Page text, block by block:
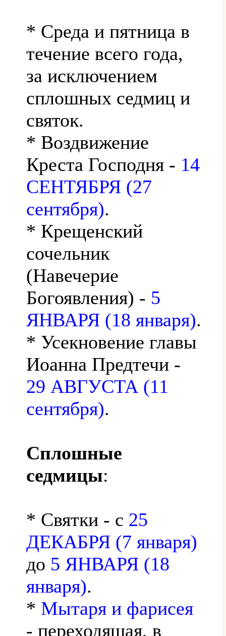
* Среда и пятница в
течение всего года,
за исключением
сплошных седмиц и
святок.
* Воздвижение
Креста Господня - 14
СЕНТЯБРЯ (27
сентября).
* Крещенский
сочельник
(Навечерие
Богоявления) - 5
ЯНВАРЯ (18 января).
* Усекновение главы
Иоанна Предтечи -
29 АВГУСТА (11
сентября).
Сплошные
седмицы:
* Святки - с 25
ДЕКАБРЯ (7 января)
до 5 ЯНВАРЯ (18
января).
* Мытаря и фарисея
- переходящая, в